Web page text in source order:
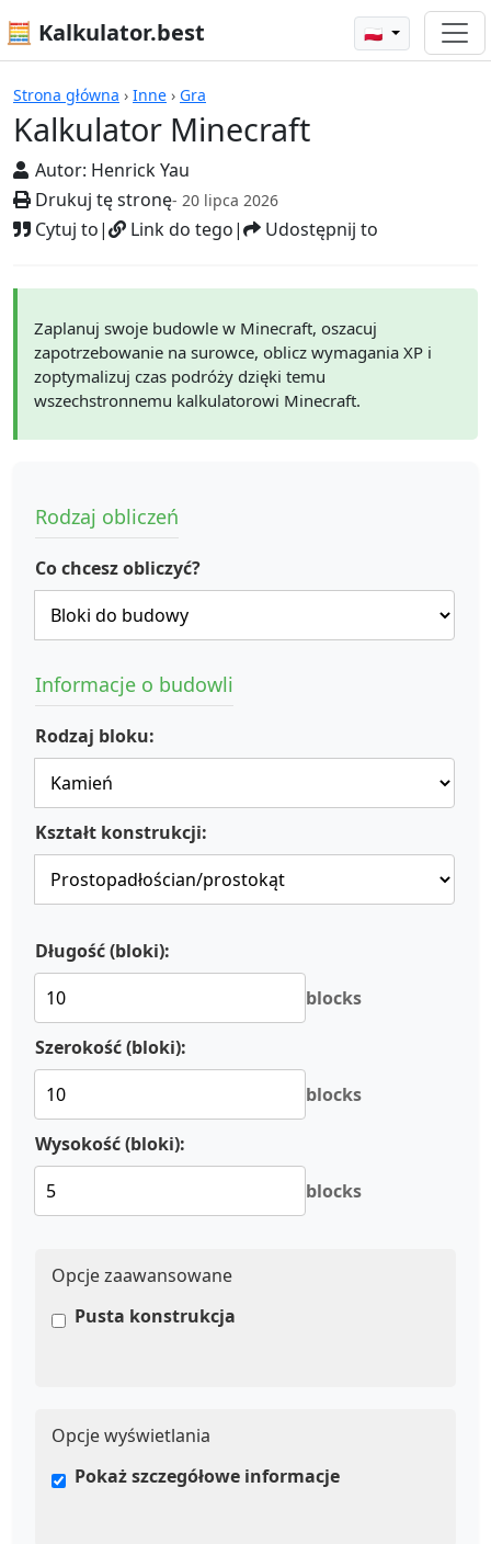
🧮 Kalkulator.best 🇵🇱
Strona główna › Inne › Gra
Kalkulator Minecraft
Autor: Henrick Yau
Drukuj tę stronę- 20 lipca 2026
Cytuj to| Link do tego| Udostępnij to
Kalkulatory
Zaplanuj swoje budowle w Minecraft, oszacuj
zapotrzebowanie na surowce, oblicz wymagania XP i
zoptymalizuj czas podróży dzięki temu
wszechstronnemu kalkulatorowi Minecraft.
Rodzaj obliczeń
Co chcesz obliczyć?
Informacje o budowli
Rodzaj bloku:
Kształt konstrukcji:
Długość (bloki):
blocks
Szerokość (bloki):
blocks
Wysokość (bloki):
blocks
Opcje zaawansowane
Pusta konstrukcja
Opcje wyświetlania
Pokaż szczegółowe informacje